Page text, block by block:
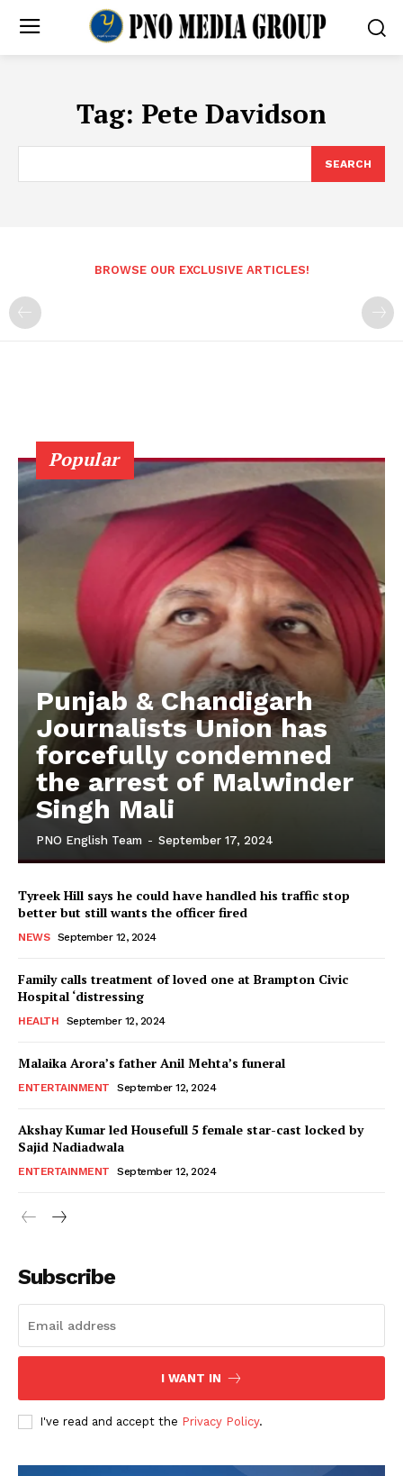
Tag: Pete Davidson
SEARCH
BROWSE OUR EXCLUSIVE ARTICLES!
Popular
Punjab & Chandigarh
Journalists Union has
forcefully condemned
the arrest of Malwinder
Singh Mali
PNO English Team - September 17, 2024
Tyreek Hill says he could have handled his traffic stop
better but still wants the officer fired
NEWS September 12, 2024
Family calls treatment of loved one at Brampton Civic
Hospital ‘distressing
HEALTH September 12, 2024
Malaika Arora’s father Anil Mehta’s funeral
ENTERTAINMENT September 12, 2024
Akshay Kumar led Housefull 5 female star-cast locked by
Sajid Nadiadwala
ENTERTAINMENT September 12, 2024
Subscribe
I WANT IN
I've read and accept the Privacy Policy.